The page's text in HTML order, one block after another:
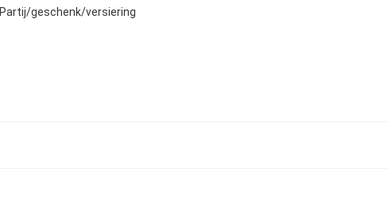
Partij/geschenk/versiering